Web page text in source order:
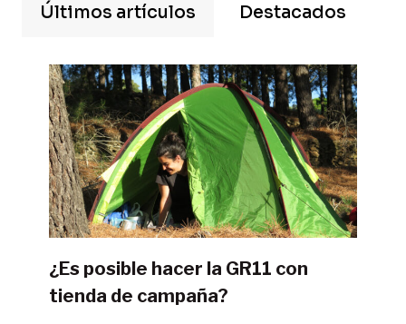
Últimos artículos Destacados
¿Es posible hacer la GR11 con
tienda de campaña?